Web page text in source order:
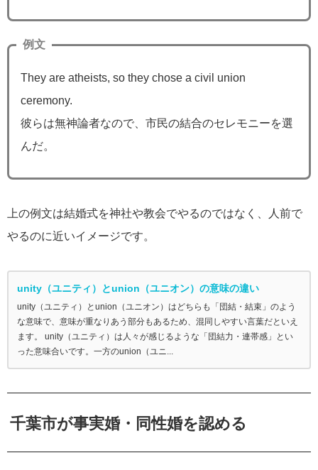
例文
They are atheists, so they chose a civil union
ceremony.
彼らは無神論者なので、市民の結合のセレモニーを選
んだ。
上の例文は結婚式を神社や教会でやるのではなく、人前で
やるのに近いイメージです。
unity（ユニティ）とunion（ユニオン）の意味の違い
unity（ユニティ）とunion（ユニオン）はどちらも「団結・結束」のよう
な意味で、意味が重なりあう部分もあるため、混同しやすい言葉だといえ
ます。 unity（ユニティ）は人々が感じるような「団結力・連帯感」とい
った意味合いです。一方のunion（ユニ...
千葉市が事実婚・同性婚を認める